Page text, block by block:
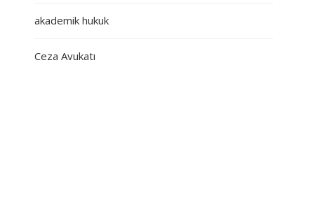
akademik hukuk
Ceza Avukatı